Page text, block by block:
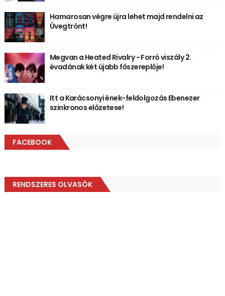
Hamarosan végre újra lehet majd rendelni az
Üvegtrónt!
Megvan a Heated Rivalry - Forró viszály 2.
évadának két újabb főszereplője!
Itt a Karácsonyi ének-feldolgozás Ebenezer
szinkronos előzetese!
FACEBOOK
RENDSZERES OLVASÓK